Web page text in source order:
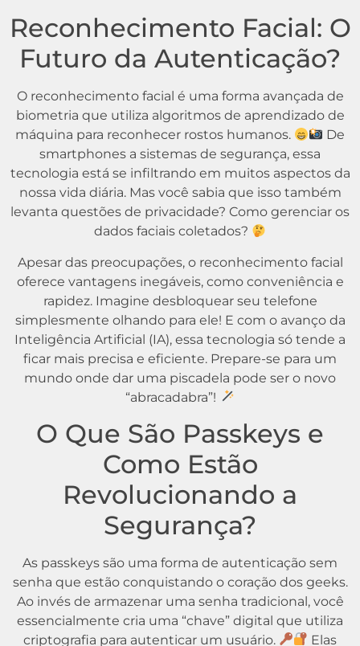
Reconhecimento Facial: O
Futuro da Autenticação?
O reconhecimento facial é uma forma avançada de
biometria que utiliza algoritmos de aprendizado de
máquina para reconhecer rostos humanos.
De
smartphones a sistemas de segurança, essa
tecnologia está se infiltrando em muitos aspectos da
nossa vida diária. Mas você sabia que isso também
levanta questões de privacidade? Como gerenciar os
dados faciais coletados?
Apesar das preocupações, o reconhecimento facial
oferece vantagens inegáveis, como conveniência e
rapidez. Imagine desbloquear seu telefone
simplesmente olhando para ele! E com o avanço da
Inteligência Artificial (IA), essa tecnologia só tende a
ficar mais precisa e eficiente. Prepare-se para um
mundo onde dar uma piscadela pode ser o novo
“abracadabra”!
O Que São Passkeys e
Como Estão
Revolucionando a
Segurança?
As passkeys são uma forma de autenticação sem
senha que estão conquistando o coração dos geeks.
Ao invés de armazenar uma senha tradicional, você
essencialmente cria uma “chave” digital que utiliza
criptografia para autenticar um usuário.
Elas